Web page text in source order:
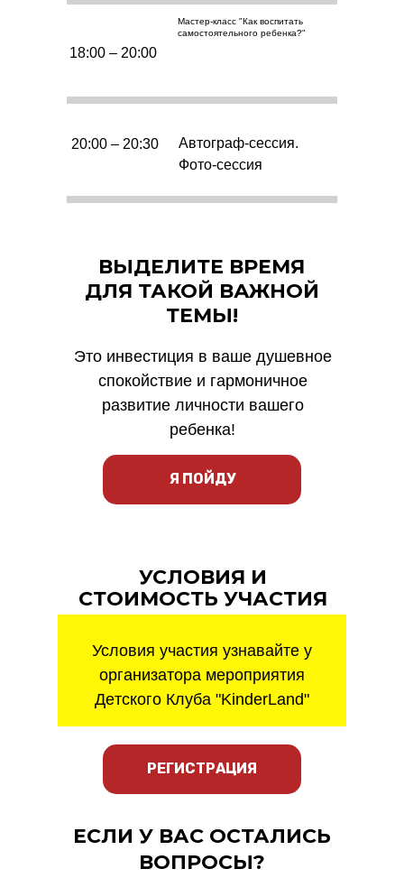
18:00 – 20:00
Мастер-класс "Как воспитать
самостоятельного ребенка?"
20:00 – 20:30
Автограф-сессия.
Фото-сессия
Это инвестиция в ваше душевное
спокойствие и гармоничное
развитие личности вашего
ребенка!
ВЫДЕЛИТЕ ВРЕМЯ
ДЛЯ ТАКОЙ ВАЖНОЙ
ТЕМЫ!
Я ПОЙДУ
УСЛОВИЯ И
СТОИМОСТЬ УЧАСТИЯ
Условия участия узнавайте у
организатора мероприятия
Дeтского Клуба "KinderLand"
ЕСЛИ У ВАС ОСТАЛИСЬ
ВОПРОСЫ?
РЕГИСТРАЦИЯ